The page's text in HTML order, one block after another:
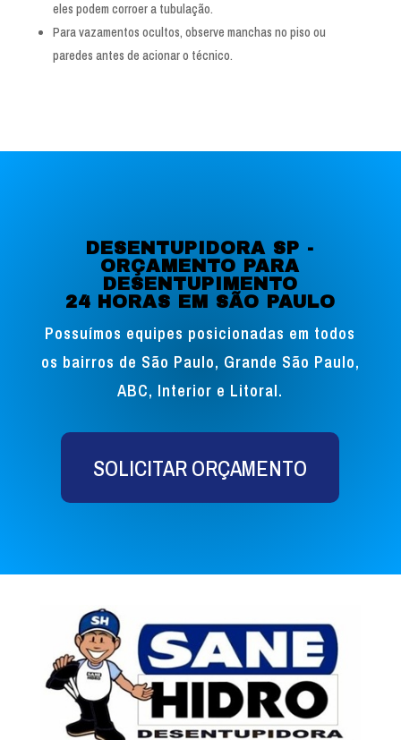
eles podem corroer a tubulação.
Para vazamentos ocultos, observe manchas no piso ou
paredes antes de acionar o técnico.
DESENTUPIDORA SP -
ORÇAMENTO PARA
DESENTUPIMENTO
24 HORAS EM SÃO PAULO
Possuímos equipes posicionadas em todos
os bairros de São Paulo, Grande São Paulo,
ABC, Interior e Litoral.
SOLICITAR ORÇAMENTO